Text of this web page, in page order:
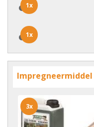
1x
1x
1x
1x
Impregneermiddel
3x